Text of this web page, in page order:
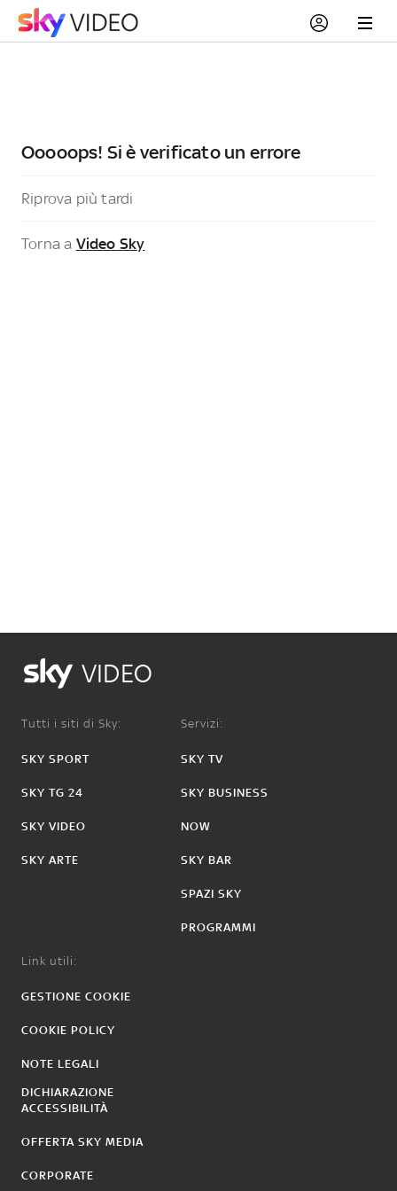
Ooooops! Si è verificato un errore
Riprova più tardi
Torna a Video Sky
VIDEO
Tutti i siti di Sky:
SKY SPORT
SKY TG 24
SKY VIDEO
SKY ARTE
Servizi:
SKY TV
SKY BUSINESS
NOW
SKY BAR
SPAZI SKY
PROGRAMMI
Link utili:
GESTIONE COOKIE
COOKIE POLICY
NOTE LEGALI
DICHIARAZIONE
ACCESSIBILITÀ
OFFERTA SKY MEDIA
CORPORATE